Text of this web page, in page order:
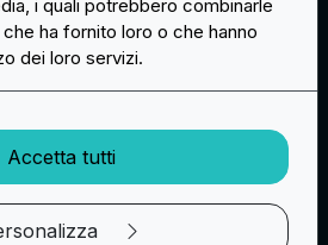
i quali potrebbero combinarle
ha fornito loro o che hanno
dei loro servizi.
Accetta tutti